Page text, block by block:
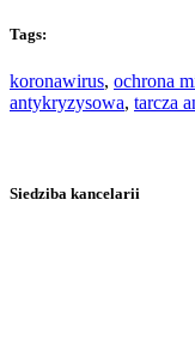
Tags:
koronawirus, ochrona
antykryzysowa, tarcza
Siedziba kancelarii